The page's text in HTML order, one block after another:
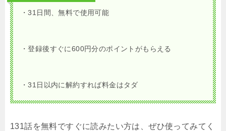
・31日間、無料で使用可能
・登録後すぐに600円分のポイントがもらえる
・31日以内に解約すれば料金はタダ
131話を無料ですぐに読みたい方は、ぜひ使ってみてく